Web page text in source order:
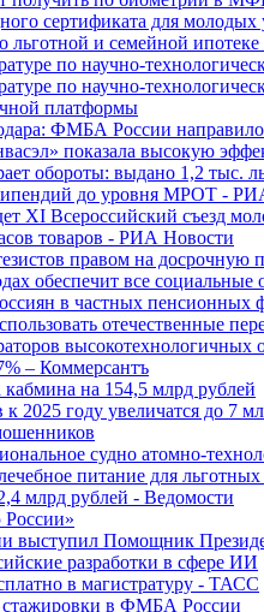
сертификата для
льготной и семейной
по научно-
по научно-
платформы
ФМБА России
показала высокую
обороты: выдано 1,2 тыс.
до уровня МРОТ -
XI Всероссийский съезд
товаров - РИА Новости
правом на досрочную
обеспечит все социальные
в частных пенсионных
отечественные
высокотехнологичных
– Коммерсантъ
на 154,5 млрд рублей
2025 году увеличатся до 7
судно атомно-
питание для
млрд рублей - Ведомости
России»
Помощник
разработки в сфере ИИ
в магистратуру - ТАСС
стажировки в ФМБА России